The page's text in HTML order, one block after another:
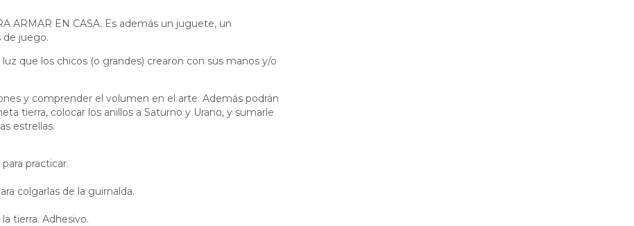
ARMAR EN CASA. Es además un juguete, un
de juego.
que los chicos (o grandes) crearon con sus manos y/o
y comprender el volumen en el arte. Además podrán
tierra, colocar los anillos a Saturno y Urano, y sumarle
estrellas.
practicar.
colgarlas de la guirnalda.
tierra. Adhesivo.